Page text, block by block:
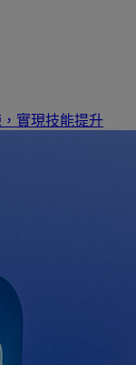
實現技能提升